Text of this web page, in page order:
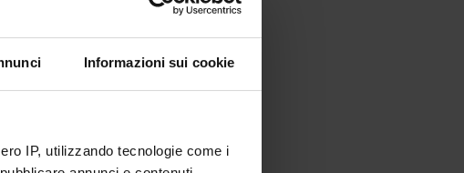
Informazioni sui cookie
IP, utilizzando tecnologie come i